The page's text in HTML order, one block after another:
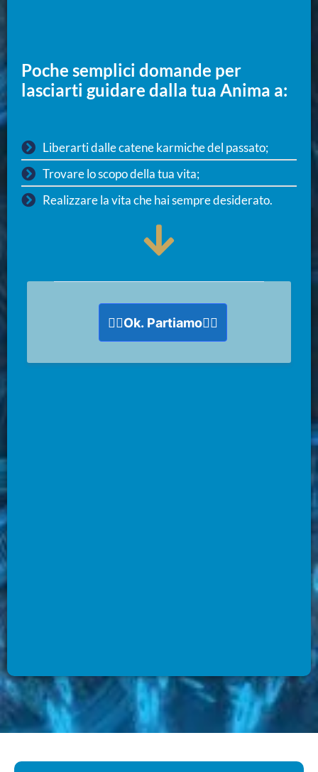
Poche semplici domande per
lasciarti guidare dalla tua Anima a:
Liberarti dalle catene karmiche del passato;
Trovare lo scopo della tua vita;
Realizzare la vita che hai sempre desiderato.